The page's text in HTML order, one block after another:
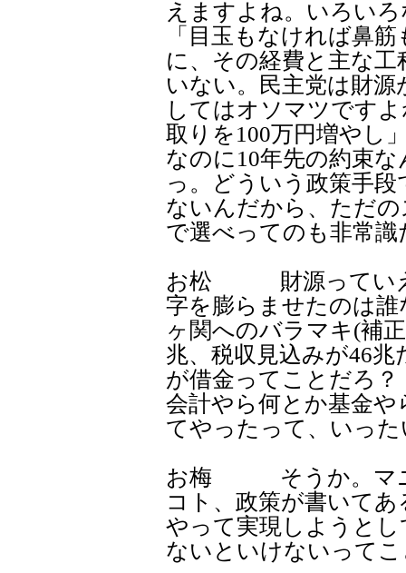
えますよね。いろい
「目玉もなければ鼻
に、その経費と主な
いない。民主党は財
してはオソマツです
取りを100万円増やし
なのに10年先の約束
っ。どういう政策手
ないんだから、ただ
で選べってのも非常識
お松 財源っていえ
字を膨らませたのは
ヶ関へのバラマキ(補
兆、税収見込みが46
が借金ってことだろ
会計やら何とか基金
てやったって、いっ
お梅 そうか。マニ
コト、政策が書いて
やって実現しようと
ないといけないって